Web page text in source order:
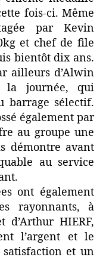
fois-ci. Même
par Kevin
et chef de file
bientôt dix ans.
ailleurs d’Alwin
la journée, qui
barrage sélectif.
également par
au groupe une
démontre avant
au service
ont également
rayonnants, à
d’Arthur HIERF,
l’argent et le
et un